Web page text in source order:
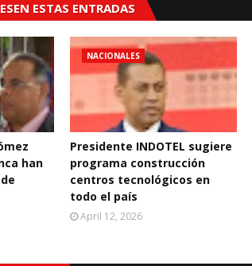
ESTAS ENTRADAS
han
NACIONALES
Presidente INDOTEL sugiere
programa construcción
centros tecnológicos en
todo el país
April 12, 2026